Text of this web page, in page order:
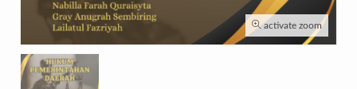
activate zoom